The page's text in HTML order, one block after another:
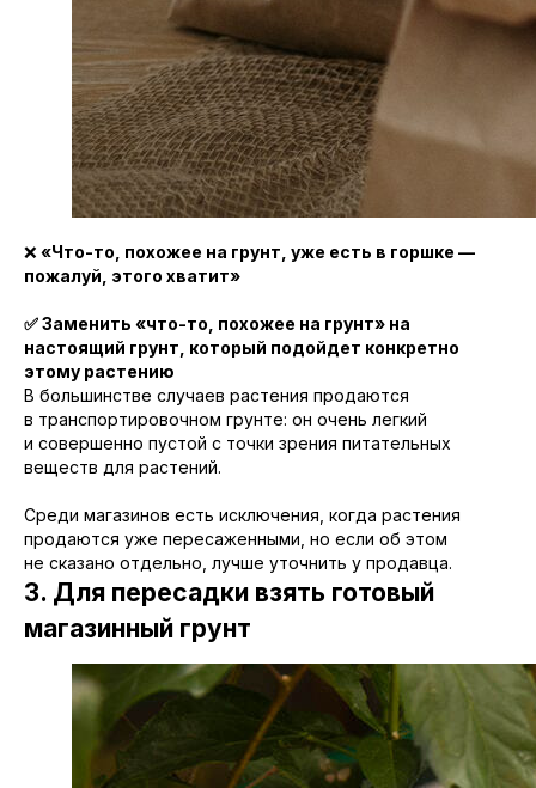
❌ «Что-то, похожее на грунт, уже есть в горшке —
пожалуй, этого хватит»
✅ Заменить «что-то, похожее на грунт» на
настоящий грунт, который подойдет конкретно
этому растению
В большинстве случаев растения продаются
в транспортировочном грунте: он очень легкий
и совершенно пустой с точки зрения питательных
веществ для растений.
Среди магазинов есть исключения, когда растения
продаются уже пересаженными, но если об этом
не сказано отдельно, лучше уточнить у продавца.
3. Для пересадки взять готовый
магазинный грунт